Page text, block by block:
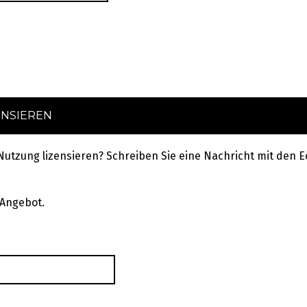
lizensieren? Schreiben Sie eine Nachricht mit den